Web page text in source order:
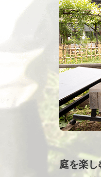
庭を楽